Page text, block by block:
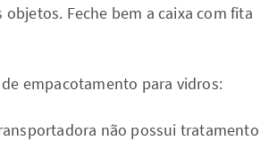
Feche bem a caixa com fita
de empacotamento para vidros:
não possui tratamento